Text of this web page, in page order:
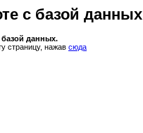
с базой данных
данных.
страницу, нажав сюда